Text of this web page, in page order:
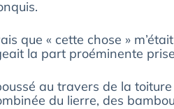
que « cette chose »
la part proéminente
au travers de la
du lierre, des